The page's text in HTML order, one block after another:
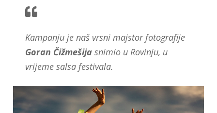
Kampanju je naš vrsni majstor fotografije
Goran Čižmešija snimio u Rovinju, u
vrijeme salsa festivala.